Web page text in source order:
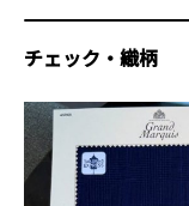
チェック・織柄